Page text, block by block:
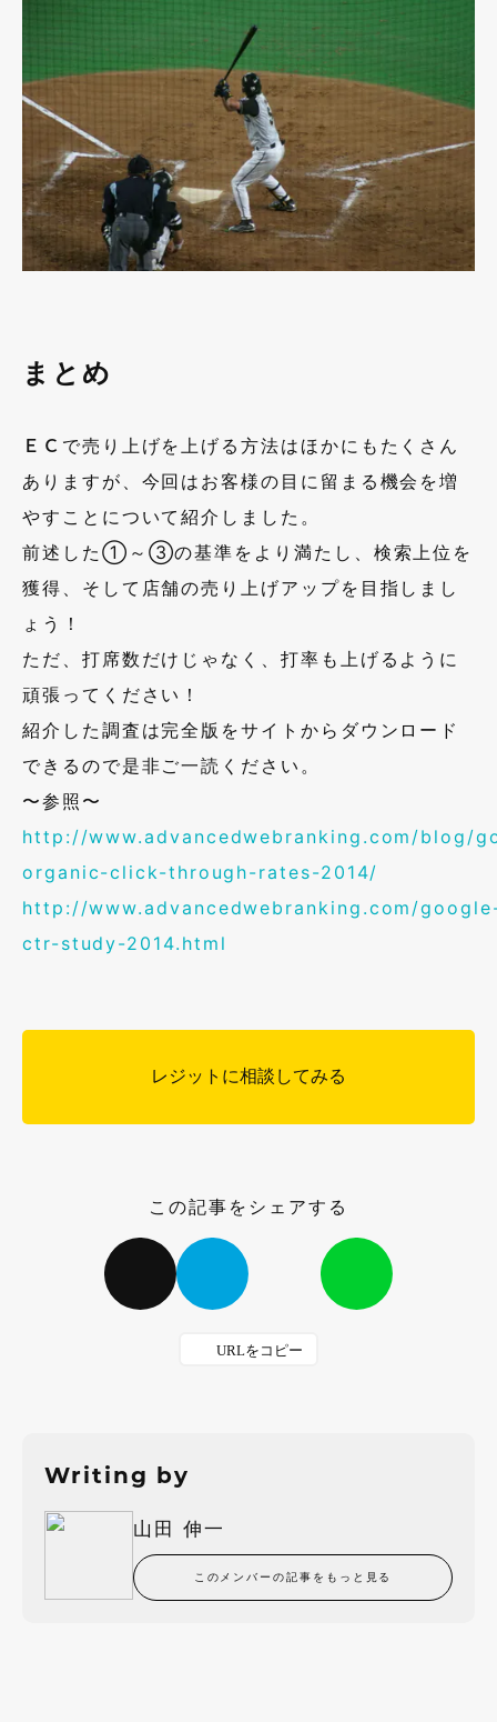
まとめ
ＥＣで売り上げを上げる方法はほかにもたくさん
ありますが、今回はお客様の目に留まる機会を増
やすことについて紹介しました。
前述した①～③の基準をより満たし、検索上位を
獲得、そして店舗の売り上げアップを目指しまし
ょう！
ただ、打席数だけじゃなく、打率も上げるように
頑張ってください！
紹介した調査は完全版をサイトからダウンロード
できるので是非ご一読ください。
〜参照〜
http://www.advancedwebranking.com/blog/
organic-click-through-rates-2014/
http://www.advancedwebranking.com/
ctr-study-2014.html
レジットに相談してみる
この記事をシェアする
Writing by
山田 伸一
このメンバーの記事をもっと見る